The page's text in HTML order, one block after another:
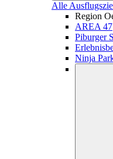
Alle
Region
AREA 47
Piburger
Ninja